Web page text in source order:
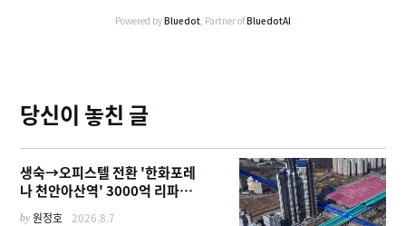
Powered byBluedot , Partner ofBluedotAI
당신이 놓친 글
생숙→오피스텔 전환 '한화포레
나 천안아산역' 3000억 리파이
낸싱
by원정호 2026.8.7